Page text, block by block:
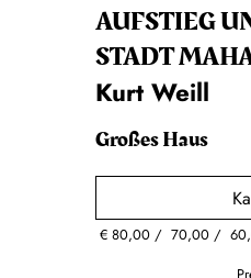
AUFSTIEG
STADT
Kurt Weill
Großes Haus
€80,00 70,00